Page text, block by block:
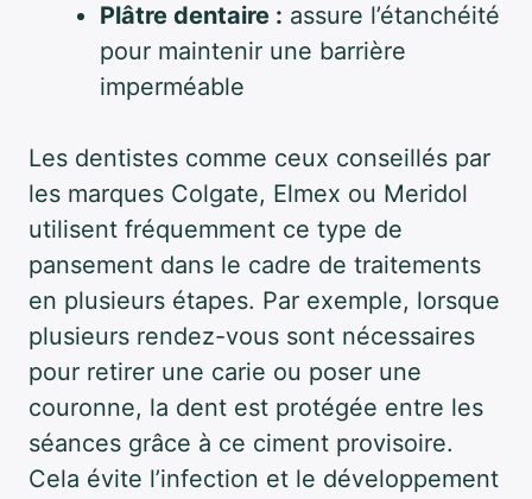
Plâtre dentaire : assure l’étanchéité
pour maintenir une barrière
imperméable
Les dentistes comme ceux conseillés par
les marques Colgate, Elmex ou Meridol
utilisent fréquemment ce type de
pansement dans le cadre de traitements
en plusieurs étapes. Par exemple, lorsque
plusieurs rendez-vous sont nécessaires
pour retirer une carie ou poser une
couronne, la dent est protégée entre les
séances grâce à ce ciment provisoire.
Cela évite l’infection et le développement